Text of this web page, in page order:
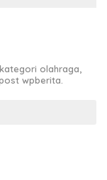
olahraga,
wpberita.